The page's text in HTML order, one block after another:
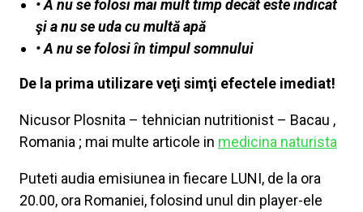
• A nu se folosi mai mult timp decât este indicat
şi a nu se uda cu multă apă
• A nu se folosi în timpul somnului
De la prima utilizare veţi simţi efectele imediat!
Nicusor Plosnita – tehnician nutritionist – Bacau ,
Romania ; mai multe articole in medicina naturista
Puteti audia emisiunea in fiecare LUNI, de la ora
20.00, ora Romaniei, folosind unul din player-ele